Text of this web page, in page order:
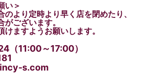
い＞
のより定時より早く店を閉めたり、
ございます。
ますようお願いします。
11:00～17:00）
s.com